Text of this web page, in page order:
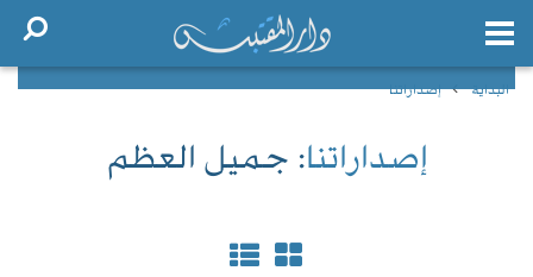
البداية إصداراتنا
إصداراتنا: جميل العظم